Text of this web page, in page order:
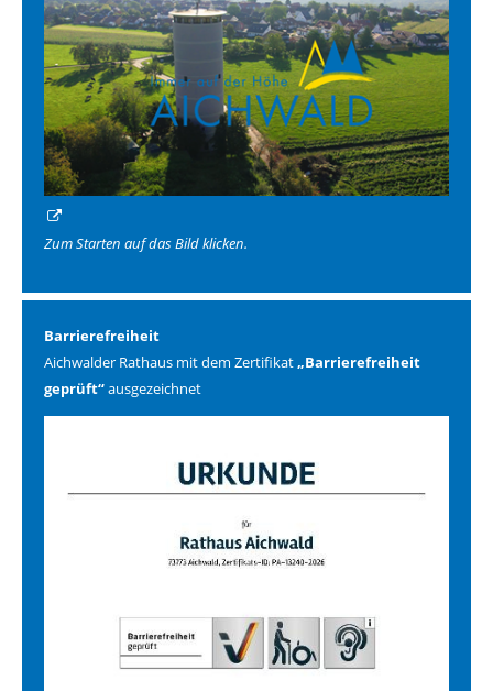
Zum Starten auf das Bild klicken.
Barrierefreiheit
Aichwalder Rathaus mit dem Zertifikat„Barrierefreiheit
geprüft“ausgezeichnet